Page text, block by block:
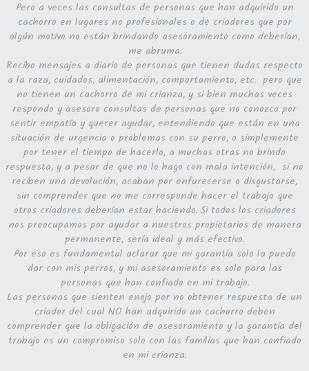
Pero a veces las consultas de personas que han adquirido un
cachorro en lugares no profesionales o de criadores que por
algún motivo no están brindando asesoramiento como deberían,
me abruma.
Recibo mensajes a diario de personas que tienen dudas respecto
a la raza, cuidados, alimentación, comportamiento, etc. pero que
no tienen un cachorro de mi crianza, y si bien muchas veces
respondo y asesoro consultas de personas que no conozco por
sentir empatía y querer ayudar, entendiendo que están en una
situación de urgencia o problemas con su perro, o simplemente
por tener el tiempo de hacerlo, a muchas otras no brindo
respuesta, y a pesar de que no lo hago con mala intención, si no
reciben una devolución, acaban por enfurecerse o disgustarse,
sin comprender que no me corresponde hacer el trabajo que
otros criadores deberían estar haciendo. Si todos los criadores
nos preocupamos por ayudar a nuestros propietarios de manera
permanente, sería ideal y más efectivo.
Por eso es fundamental aclarar que mi garantía solo la puedo
dar con mis perros, y mi asesoramiento es solo para las
personas que han confiado en mi trabajo.
Las personas que sienten enojo por no obtener respuesta de un
criador del cual NO han adquirido un cachorro deben
comprender que la obligación de asesoramiento y la garantía del
trabajo es un compromiso solo con las familias que han confiado
en mi crianza.